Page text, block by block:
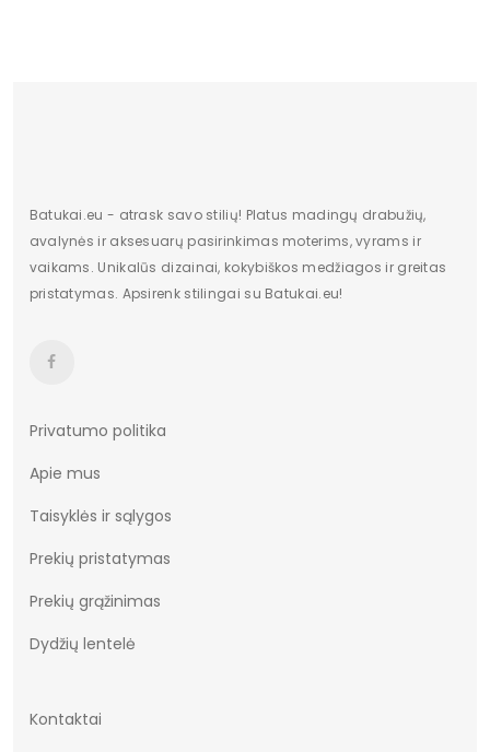
Batukai.eu - atrask savo stilių! Platus madingų drabužių,
avalynės ir aksesuarų pasirinkimas moterims, vyrams ir
vaikams. Unikalūs dizainai, kokybiškos medžiagos ir greitas
pristatymas. Apsirenk stilingai su Batukai.eu!
Privatumo politika
Apie mus
Taisyklės ir sąlygos
Prekių pristatymas
Prekių grąžinimas
Dydžių lentelė
Kontaktai